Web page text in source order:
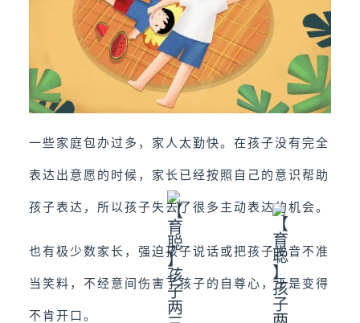
一些家庭包办过多，家人太勤快。在孩子没有完全
表达出意愿的时候，家长已经按照自己的意识帮助
孩子表达，所以孩子失去了很多主动表达的机会。
也有极少数家长，强迫孩子说话或把孩子发音不准
当笑料，不经意间伤害了孩子的自尊心，于是变得
不肯开口。